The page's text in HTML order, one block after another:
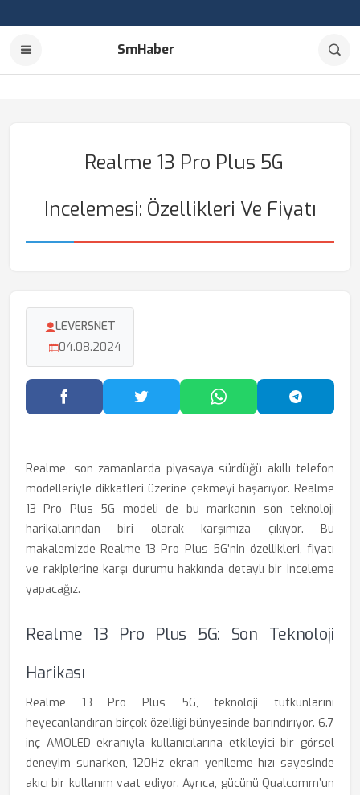
SmHaber
Realme 13 Pro Plus 5G
Incelemesi: Özellikleri Ve Fiyatı
LEVERSNET
04.08.2024
Facebook'ta PaylaşTwitter'da PaylaşWhatsApp'ta Paylaş
Realme, son zamanlarda piyasaya sürdüğü akıllı telefon
modelleriyle dikkatleri üzerine çekmeyi başarıyor. Realme
13 Pro Plus 5G modeli de bu markanın son teknoloji
harikalarından biri olarak karşımıza çıkıyor. Bu
makalemizde Realme 13 Pro Plus 5G’nin özellikleri, fiyatı
ve rakiplerine karşı durumu hakkında detaylı bir inceleme
yapacağız.
Realme 13 Pro Plus 5G: Son Teknoloji
Harikası
Realme 13 Pro Plus 5G, teknoloji tutkunlarını
heyecanlandıran birçok özelliği bünyesinde barındırıyor. 6.7
inç AMOLED ekranıyla kullanıcılarına etkileyici bir görsel
deneyim sunarken, 120Hz ekran yenileme hızı sayesinde
akıcı bir kullanım vaat ediyor. Ayrıca, gücünü Qualcomm’un